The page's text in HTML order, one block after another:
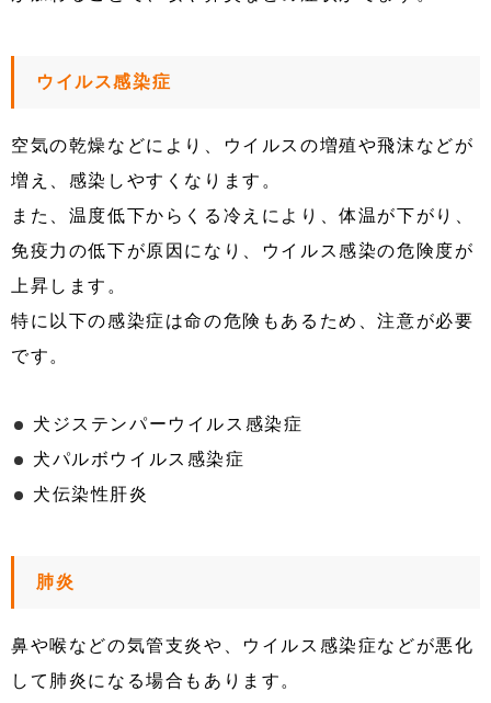
ウイルス感染症
空気の乾燥などにより、ウイルスの増殖や飛沫などが
増え、感染しやすくなります。
また、温度低下からくる冷えにより、体温が下がり、
免疫力の低下が原因になり、ウイルス感染の危険度が
上昇します。
特に以下の感染症は命の危険もあるため、注意が必要
です。
犬ジステンパーウイルス感染症
犬パルボウイルス感染症
犬伝染性肝炎
肺炎
鼻や喉などの気管支炎や、ウイルス感染症などが悪化
して肺炎になる場合もあります。